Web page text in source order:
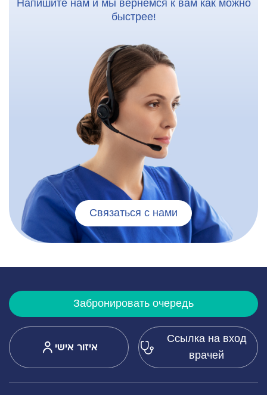
Напишите нам и мы вернемся к вам как можно
быстрее!
Связаться с нами
Забронировать очередь
איזור אישי
Ссылка на вход
врачей